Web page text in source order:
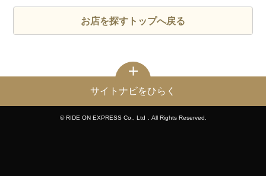
お店を探すトップへ戻る
サイトナビをひらく
© RIDE ON EXPRESS Co., Ltd．All Rights Reserved.